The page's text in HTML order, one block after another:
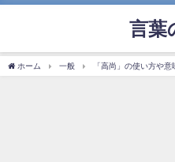
言葉
ホーム 一般 「高尚」の使い方や